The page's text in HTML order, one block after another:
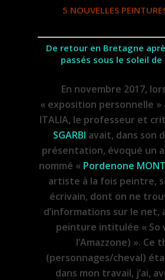
5 NOUVELLES
De retour en Bretagne
passés sous le soleil de
En novembre 2017,
« exposition personnelle »
ITALIA, le professeur et
SGARBI avait, dans son
présentation, évoqué un
nommé « Pordenone
artiste à la fois peintre,
écrivain, dont on ne
d’informations sur le net,
peinture intitulée « So
l’Amazzone) ». Ce
(personnages/cheval)
dans mon travail, j’ai,